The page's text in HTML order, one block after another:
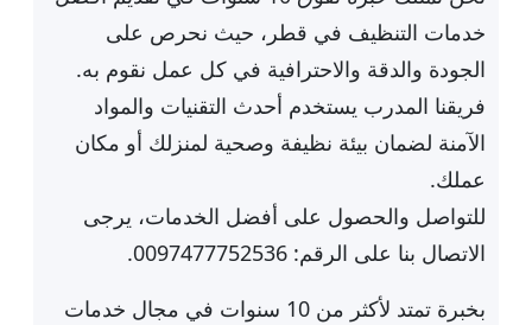
خدمات التنظيف في قطر، حيث نحرص على
الجودة والدقة والاحترافية في كل عمل نقوم به.
فريقنا المدرب يستخدم أحدث التقنيات والمواد
الآمنة لضمان بيئة نظيفة وصحية لمنزلك أو مكان
عملك.
للتواصل والحصول على أفضل الخدمات، يرجى
الاتصال بنا على الرقم: 0097477752536.
بخبرة تمتد لأكثر من 10 سنوات في مجال خدمات